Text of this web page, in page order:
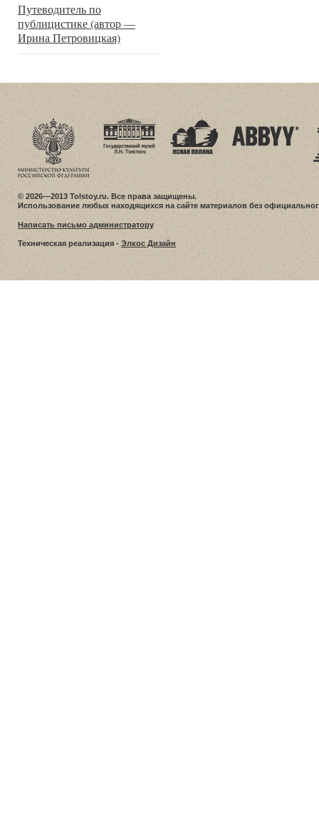
Путеводитель по
публицистике (автор —
Ирина Петровицкая)
© 2026—2013 Tolstoy.ru. Все права защищены.
Использование любых находящихся на сайте материалов без
Написать письмо администратору
Техническая реализация - Элкос Дизайн